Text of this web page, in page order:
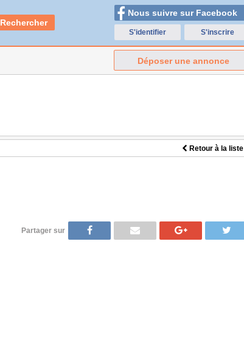
Rechercher
Nous suivre sur Facebook
S'identifier S'inscrire
Déposer une annonce
Retour à la liste
Partager sur